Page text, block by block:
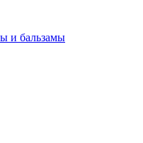
и бальзамы